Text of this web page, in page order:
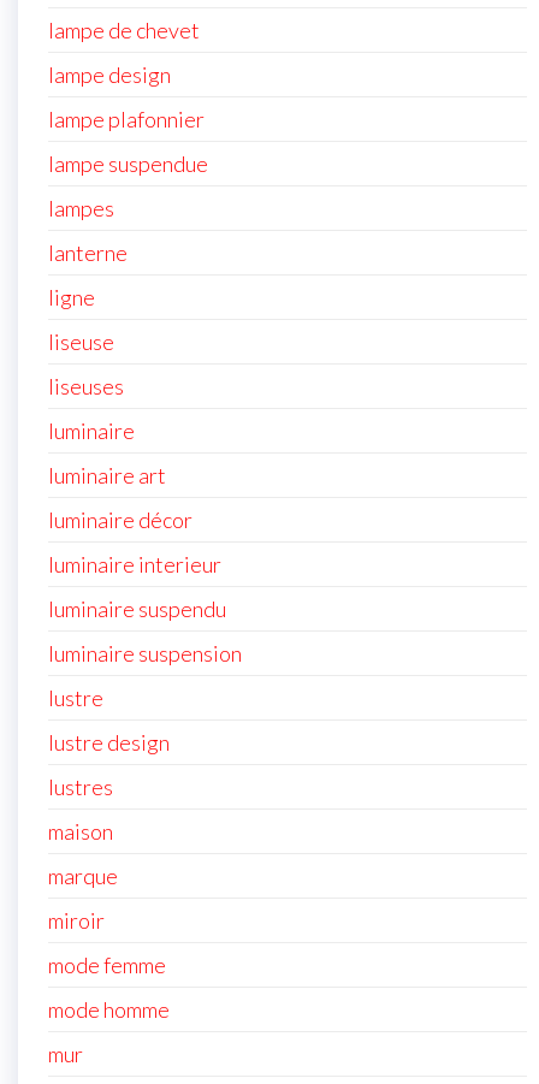
lampe de chevet
lampe design
lampe plafonnier
lampe suspendue
lampes
lanterne
ligne
liseuse
liseuses
luminaire
luminaire art
luminaire décor
luminaire interieur
luminaire suspendu
luminaire suspension
lustre
lustre design
lustres
maison
marque
miroir
mode femme
mode homme
mur